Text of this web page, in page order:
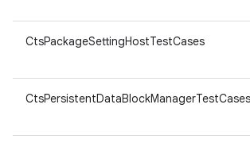
CtsPackageSettingHostTestCases
CtsPersistentDataBlockManagerTestCases